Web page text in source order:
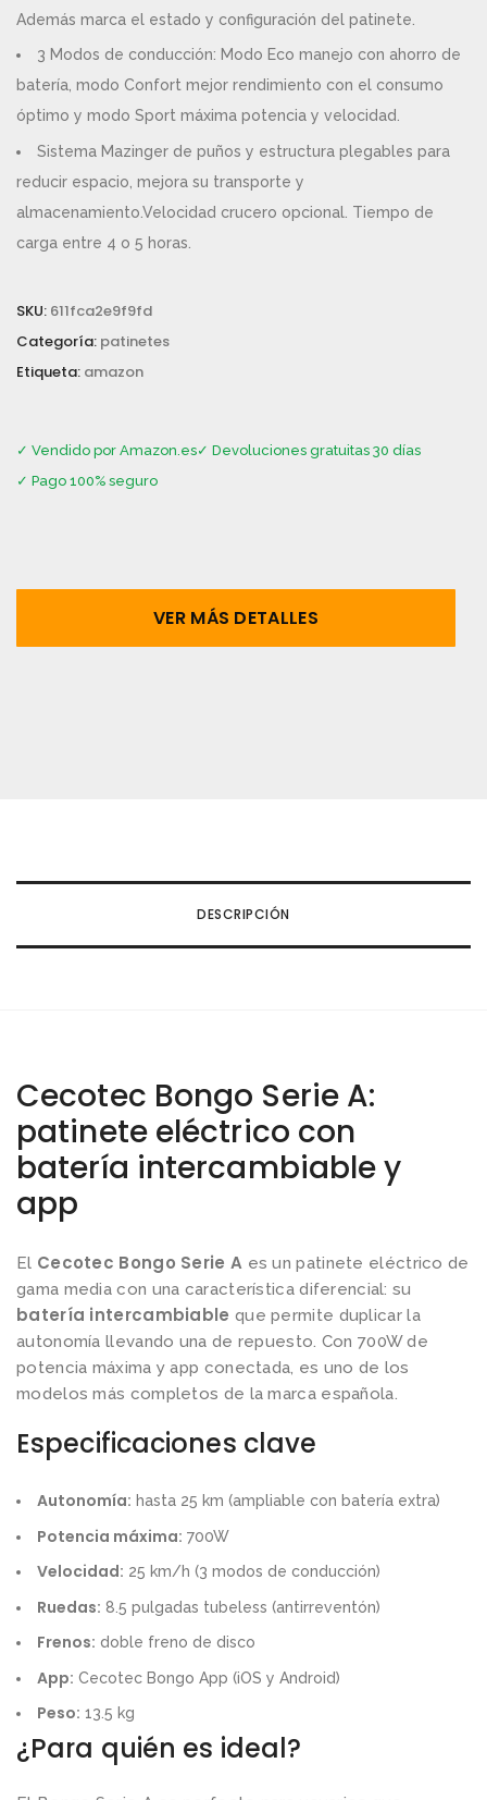
Además marca el estado y configuración del patinete.
3 Modos de conducción: Modo Eco manejo con ahorro de
batería, modo Confort mejor rendimiento con el consumo
óptimo y modo Sport máxima potencia y velocidad.
Sistema Mazinger de puños y estructura plegables para
reducir espacio, mejora su transporte y
almacenamiento.Velocidad crucero opcional. Tiempo de
carga entre 4 o 5 horas.
SKU: 611fca2e9f9fd
Categoría: patinetes
Etiqueta: amazon
✓ Vendido por Amazon.es✓ Devoluciones gratuitas 30 días
✓ Pago 100% seguro
VER MÁS DETALLES
DESCRIPCIÓN
Cecotec Bongo Serie A:
patinete eléctrico con
batería intercambiable y
app
El Cecotec Bongo Serie A es un patinete eléctrico de
gama media con una característica diferencial: su
batería intercambiable que permite duplicar la
autonomía llevando una de repuesto. Con 700W de
potencia máxima y app conectada, es uno de los
modelos más completos de la marca española.
Especificaciones clave
Autonomía: hasta 25 km (ampliable con batería extra)
Potencia máxima: 700W
Velocidad: 25 km/h (3 modos de conducción)
Ruedas: 8.5 pulgadas tubeless (antirreventón)
Frenos: doble freno de disco
App: Cecotec Bongo App (iOS y Android)
Peso: 13.5 kg
¿Para quién es ideal?